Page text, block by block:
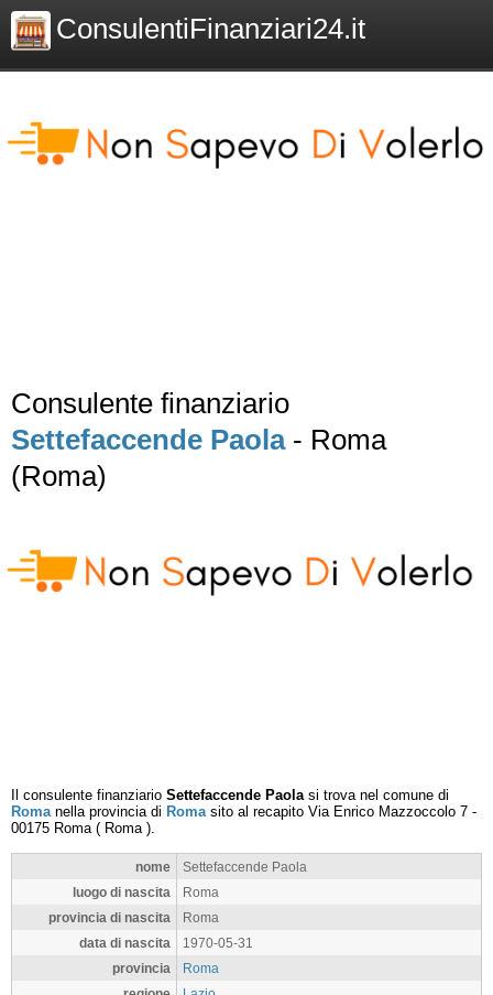
ConsulentiFinanziari24.it
Consulente finanziario
Settefaccende Paola- Roma
(Roma)
Il consulente finanziario Settefaccende Paolasi trova nel comune di
Romanella provincia di Romasito al recapito Via Enrico Mazzoccolo 7 -
00175 Roma( Roma).
nome
Settefaccende Paola
luogo di nascita
Roma
provincia di nascita
Roma
data di nascita
1970-05-31
provincia
Roma